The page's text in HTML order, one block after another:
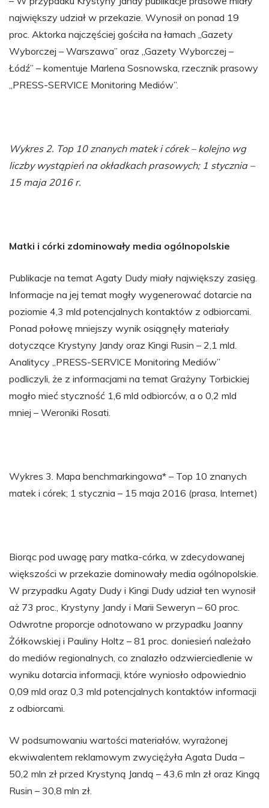
największy udział w przekazie. Wynosił on ponad 19
proc. Aktorka najczęściej gościła na łamach „Gazety
Wyborczej – Warszawa” oraz „Gazety Wyborczej –
Łódź” – komentuje Marlena Sosnowska, rzecznik prasowy
„PRESS-SERVICE Monitoring Mediów”.
Wykres 2. Top 10 znanych matek i córek – kolejno wg
liczby wystąpień na okładkach prasowych; 1 stycznia –
15 maja 2016 r.
Matki i córki zdominowały media ogólnopolskie
Publikacje na temat Agaty Dudy miały największy zasięg.
Informacje na jej temat mogły wygenerować dotarcie na
poziomie 4,3 mld potencjalnych kontaktów z odbiorcami.
Ponad połowę mniejszy wynik osiągnęły materiały
dotyczące Krystyny Jandy oraz Kingi Rusin – 2,1 mld.
Analitycy „PRESS-SERVICE Monitoring Mediów”
podliczyli, że z informacjami na temat Grażyny Torbickiej
mogło mieć styczność 1,6 mld odbiorców, a o 0,2 mld
mniej – Weroniki Rosati.
Wykres 3. Mapa benchmarkingowa* – Top 10 znanych
matek i córek; 1 stycznia – 15 maja 2016 (prasa, Internet)
Biorąc pod uwagę pary matka-córka, w zdecydowanej
większości w przekazie dominowały media ogólnopolskie.
W przypadku Agaty Dudy i Kingi Dudy udział ten wynosił
aż 73 proc., Krystyny Jandy i Marii Seweryn – 60 proc.
Odwrotne proporcje odnotowano w przypadku Joanny
Żółkowskiej i Pauliny Holtz – 81 proc. doniesień należało
do mediów regionalnych, co znalazło odzwierciedlenie w
wyniku dotarcia informacji, które wyniosło odpowiednio
0,09 mld oraz 0,3 mld potencjalnych kontaktów informacji
z odbiorcami.
W podsumowaniu wartości materiałów, wyrażonej
ekwiwalentem reklamowym zwyciężyła Agata Duda –
50,2 mln zł przed Krystyną Jandą – 43,6 mln zł oraz Kingą
Rusin – 30,8 mln zł.